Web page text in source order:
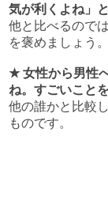
気が利くよね」
他と比べるので
を褒めましょう。
★ 女性から男性
ね。すごいこと
他の誰かと比較
ものです。